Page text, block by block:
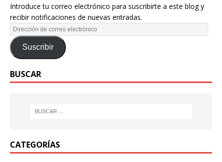
Introduce tu correo electrónico para suscribirte a este blog y
recibir notificaciones de nuevas entradas.
Suscribir
BUSCAR
CATEGORÍAS